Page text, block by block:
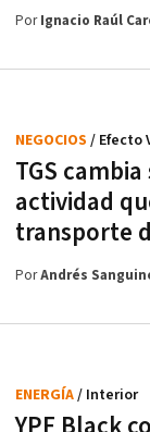
PorIgnacio Raúl
TGS
actividad
transporte
NEGOCIOS / Efecto
PorAndrés
ENERGÍA/ Interior